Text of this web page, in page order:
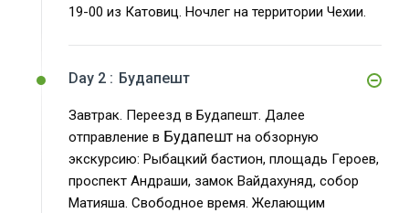
19-00 из Катовиц. Ночлег на территории Чехии.
Day 2 : Будапешт
Завтрак. Переезд в Будапешт. Далее
отправление в Будапешт на обзорную
экскурсию: Рыбацкий бастион, площадь Героев,
проспект Андраши, замок Вайдахуняд, собор
Матияша. Свободное время. Желающим